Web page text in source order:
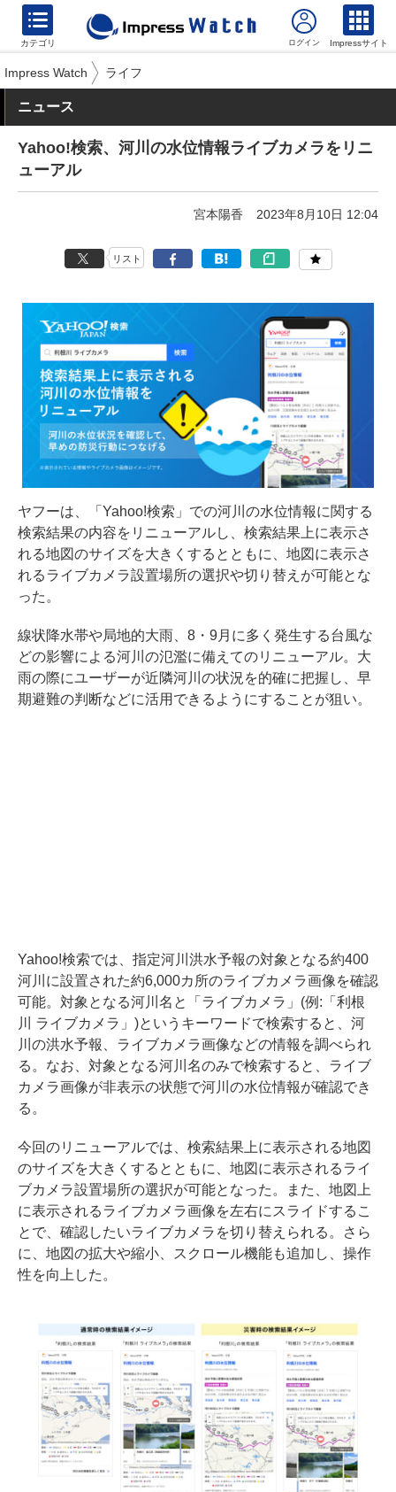
カテゴリ Impressサイト
Impress Watch ライフ
ニュース
Yahoo!検索、河川の水位情報ライブカメラをリニ
ューアル
宮本陽香 2023年8月10日 12:04
リスト
ヤフーは、「Yahoo!検索」での河川の水位情報に関する
検索結果の内容をリニューアルし、検索結果上に表示さ
れる地図のサイズを大きくするとともに、地図に表示さ
れるライブカメラ設置場所の選択や切り替えが可能とな
った。
線状降水帯や局地的大雨、8・9月に多く発生する台風な
どの影響による河川の氾濫に備えてのリニューアル。大
雨の際にユーザーが近隣河川の状況を的確に把握し、早
期避難の判断などに活用できるようにすることが狙い。
Yahoo!検索では、指定河川洪水予報の対象となる約400
河川に設置された約6,000カ所のライブカメラ画像を確認
可能。対象となる河川名と「ライブカメラ」(例:「利根
川 ライブカメラ」)というキーワードで検索すると、河
川の洪水予報、ライブカメラ画像などの情報を調べられ
る。なお、対象となる河川名のみで検索すると、ライブ
カメラ画像が非表示の状態で河川の水位情報が確認でき
る。
今回のリニューアルでは、検索結果上に表示される地図
のサイズを大きくするとともに、地図に表示されるライ
ブカメラ設置場所の選択が可能となった。また、地図上
に表示されるライブカメラ画像を左右にスライドするこ
とで、確認したいライブカメラを切り替えられる。さら
に、地図の拡大や縮小、スクロール機能も追加し、操作
性を向上した。